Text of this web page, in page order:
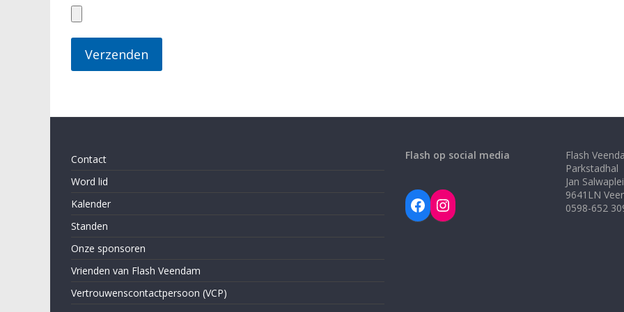
Contact
Word lid
Kalender
Standen
Onze sponsoren
Vrienden van Flash Veendam
Vertrouwenscontactpersoon (VCP)
Flash op social media
Facebook
Instagram
Flash
Parkstadhal
Jan
9641LN
0598-652